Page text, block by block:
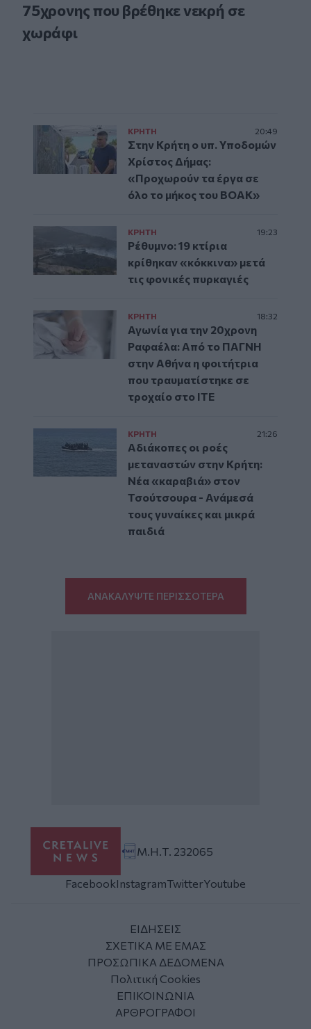
75χρονης που βρέθηκε νεκρή σε
χωράφι
ΚΡΗΤΗ 20:49
Στην Κρήτη ο υπ. Υποδομών
Χρίστος Δήμας:
«Προχωρούν τα έργα σε
όλο το μήκος του ΒΟΑΚ»
ΚΡΗΤΗ 19:23
Ρέθυμνο: 19 κτίρια
κρίθηκαν «κόκκινα» μετά
τις φονικές πυρκαγιές
ΚΡΗΤΗ 18:32
Αγωνία για την 20χρονη
Ραφαέλα: Από το ΠΑΓΝΗ
στην Αθήνα η φοιτήτρια
που τραυματίστηκε σε
τροχαίο στο ΙΤΕ
ΚΡΗΤΗ 21:26
Αδιάκοπες οι ροές
μεταναστών στην Κρήτη:
Νέα «καραβιά» στον
Τσούτσουρα - Ανάμεσά
τους γυναίκες και μικρά
παιδιά
ΑΝΑΚΑΛΥΨΤΕ ΠΕΡΙΣΣΟΤΕΡΑ
Μ.Η.Τ. 232065
FacebookInstagramTwitterYoutube
ΕΙΔΗΣΕΙΣ
ΣΧΕΤΙΚΑ ΜΕ ΕΜΑΣ
ΠΡΟΣΩΠΙΚΑ ΔΕΔΟΜΕΝΑ
Πολιτική Cookies
ΕΠΙΚΟΙΝΩΝΙΑ
ΑΡΘΡΟΓΡΑΦΟΙ